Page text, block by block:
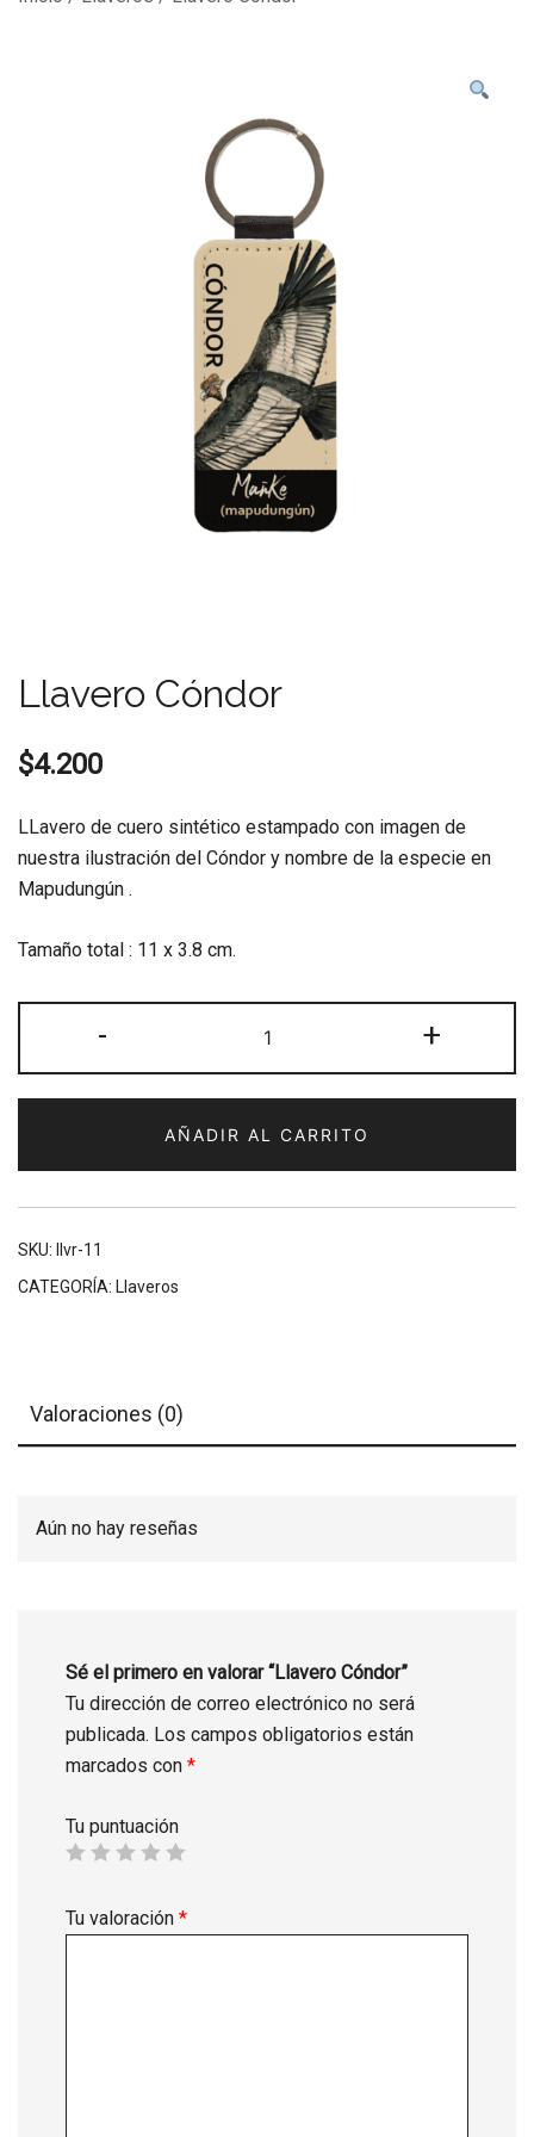
Llavero Cóndor
$4.200
LLavero de cuero sintético estampado con imagen de
nuestra ilustración del Cóndor y nombre de la especie en
Mapudungún .
Tamaño total : 11 x 3.8 cm.
-
Cóndor
cantidad
+
AÑADIR AL CARRITO
SKU:
llvr-11
CATEGORÍA: Llaveros
Valoraciones (0)
Aún no hay reseñas
Sé el primero en valorar “Llavero Cóndor”
Tu dirección de correo electrónico no será
publicada. Los campos obligatorios están
marcados con *
Tu puntuación
Tu valoración *